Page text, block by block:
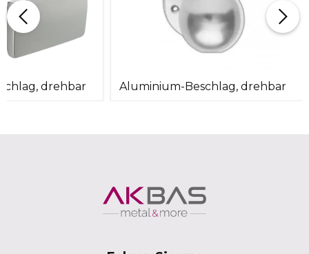
drehbar Aluminium-Beschlag, drehbar